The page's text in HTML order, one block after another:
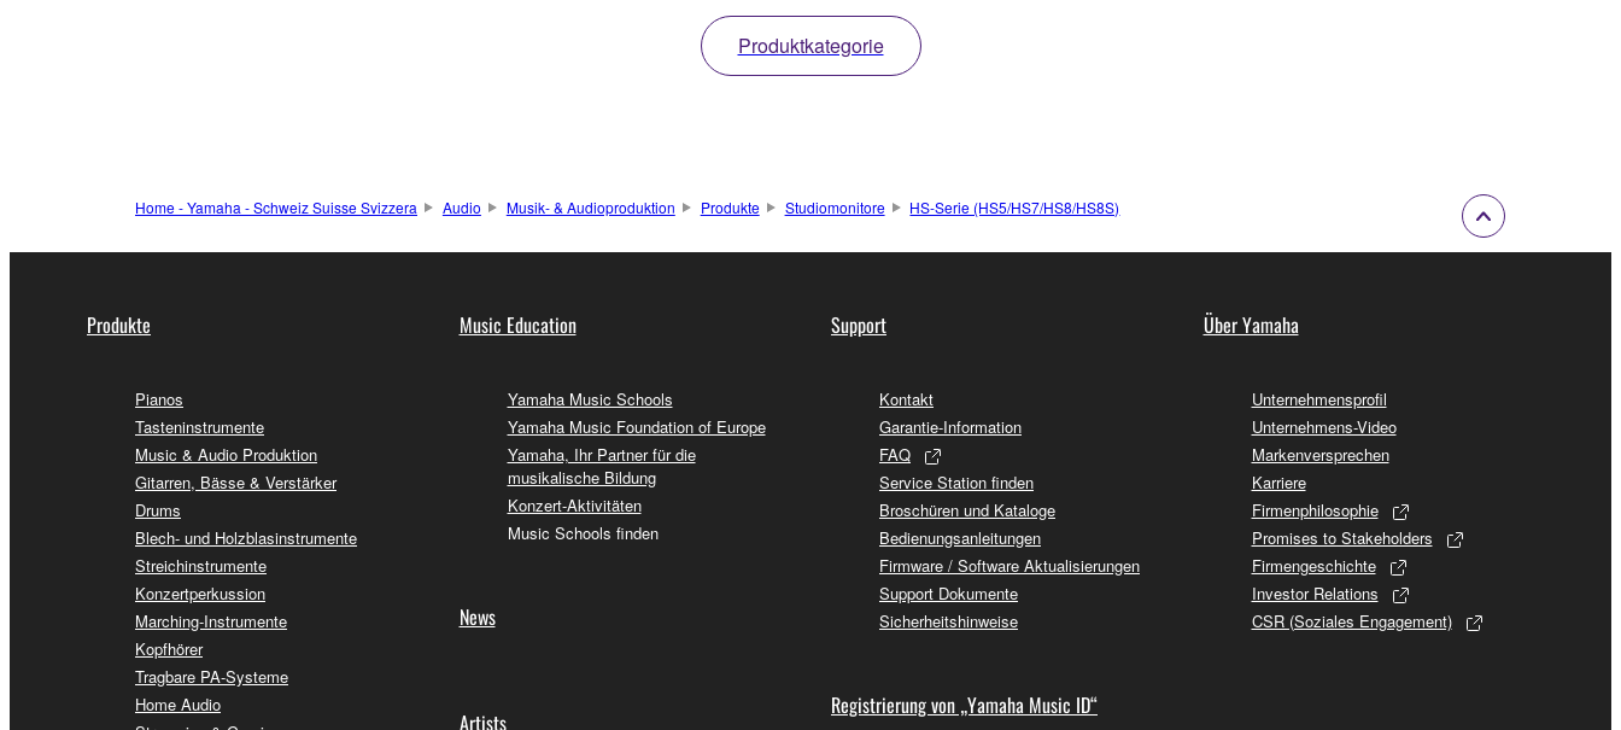
Produktkategorie
Home - Yamaha - Schweiz Suisse Svizzera Audio Musik- & Audioproduktion Produkte Studiomonitore HS-Serie (HS5/HS7/HS8/HS8S)
Produkte
Pianos
Tasteninstrumente
Music & Audio Produktion
Gitarren, Bässe & Verstärker
Drums
Blech- und Holzblasinstrumente
Streichinstrumente
Konzertperkussion
Marching-Instrumente
Kopfhörer
Tragbare PA-Systeme
Home Audio
Music Education
Yamaha Music Schools
Yamaha Music Foundation of Europe
Yamaha, Ihr Partner für die
musikalische Bildung
Konzert-Aktivitäten
Music Schools finden
News
Artists
Support
Kontakt
Garantie-Information
FAQ
Service Station finden
Broschüren und Kataloge
Bedienungsanleitungen
Firmware / Software Aktualisierungen
Support Dokumente
Sicherheitshinweise
Registrierung von „Yamaha Music ID“
Über Yamaha
Unternehmensprofil
Unternehmens-Video
Markenversprechen
Karriere
Firmenphilosophie
Promises to Stakeholders
Firmengeschichte
Investor Relations
CSR (Soziales Engagement)